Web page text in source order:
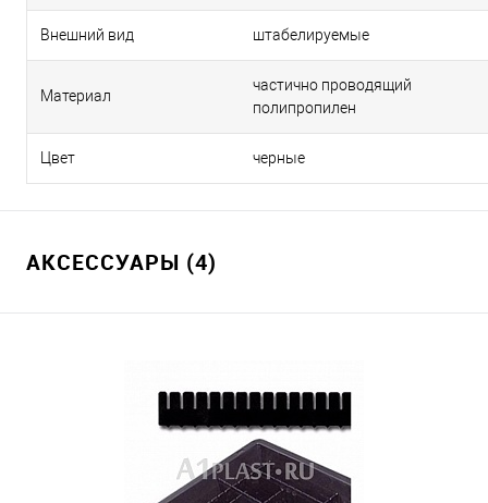
Внешний вид штабелируемые
Материал
частично проводящий
полипропилен
Цвет черные
АКСЕССУАРЫ (4)